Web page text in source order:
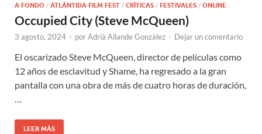
A FONDO / ATLÁNTIDA FILM FEST / CRÍTICAS / FESTIVALES / ONLINE
Occupied City (Steve McQueen)
3 agosto, 2024 - porAdrià Allande Gonzàlez - Dejar un comentario
El oscarizado Steve McQueen, director de películas como
12 años de esclavitud y Shame, ha regresado a la gran
pantalla con una obra de más de cuatro horas de duración,
…
LEER MÁS